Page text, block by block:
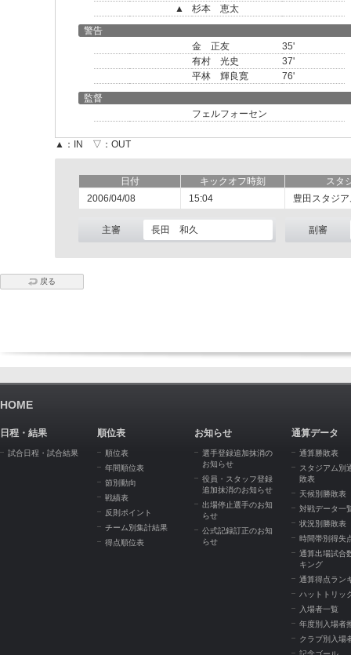
▲
杉本 恵太
警告
金 正友
35'
有村 光史
37'
平林 輝良寛
76'
監督
フェルフォーセン
▲：IN ▽：OUT
日付 キックオフ時刻
スタ
2006/04/08
15:04 豊田スタジ
主審 長田 和久 副審
戻る
HOME
日程・結果
試合日程・試合結果
順位表
順位表
年間順位表
節別動向
戦績表
反則ポイント
チーム別集計結果
得点順位表
お知らせ
選手登録追加抹消の
お知らせ
役員・スタッフ登録
追加抹消のお知らせ
出場停止選手のお知
らせ
公式記録訂正のお知
らせ
通算データ
通算勝敗表
スタジアム別
敗表
天候別勝敗表
対戦データ一
状況別勝敗表
時間帯別得失
通算出場試合
キング
通算得点ラン
ハットトリッ
入場者一覧
年度別入場者
クラブ別入場